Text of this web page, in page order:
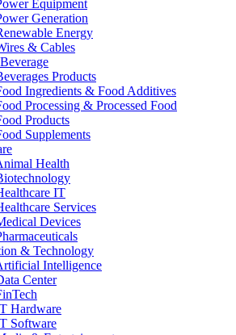
Equipment
Generation
Energy
& Cables
Products
Ingredients & Food Additives
Processing & Processed Food
Products
Supplements
Health
IT
Services
Devices
& Technology
Intelligence
Center
Hardware
Software